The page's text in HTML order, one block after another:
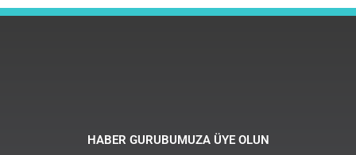
HABER GURUBUMUZA ÜYE OLUN